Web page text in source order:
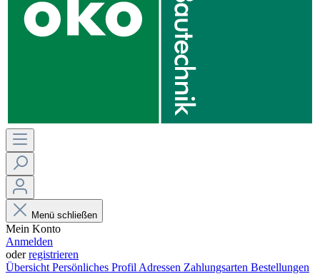
Menü schließen
Mein Konto
Anmelden
oderregistrieren
Übersicht Persönliches Profil Adressen Zahlungsarten Bestellungen